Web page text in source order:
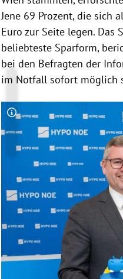
Jene 69 Prozent, die sich
Euro zur Seite legen.
beliebteste Sparform,
bei den Befragten der
im Notfall sofort möglich
Copyright-Hinweis öffnen/